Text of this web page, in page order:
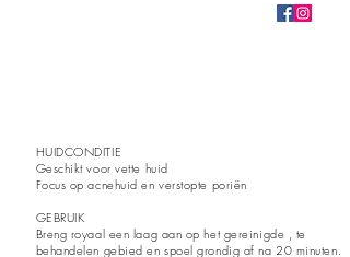
HUIDCONDITIE
Geschikt voor vette huid
Focus op acnehuid en verstopte poriën
GEBRUIK
Breng royaal een laag aan op het gereinigde , te
behandelen gebied en spoel grondig af na 20 minuten.